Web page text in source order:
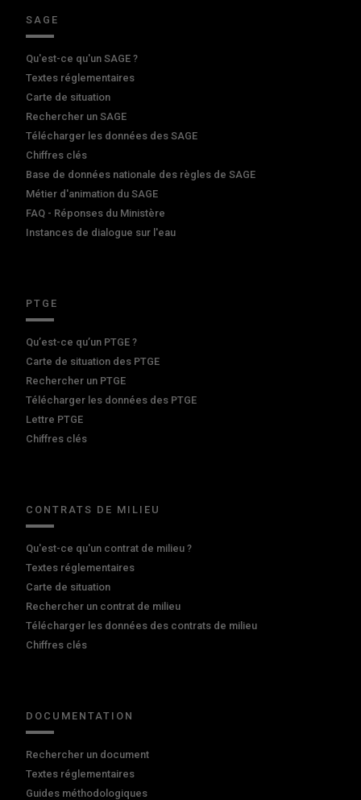
SAGE
Qu'est-ce qu'un SAGE ?
Textes réglementaires
Carte de situation
Rechercher un SAGE
Télécharger les données des SAGE
Chiffres clés
Base de données nationale des règles de SAGE
Métier d'animation du SAGE
FAQ - Réponses du Ministère
Instances de dialogue sur l'eau
PTGE
Qu’est-ce qu’un PTGE ?
Carte de situation des PTGE
Rechercher un PTGE
Télécharger les données des PTGE
Lettre PTGE
Chiffres clés
CONTRATS DE MILIEU
Qu'est-ce qu'un contrat de milieu ?
Textes réglementaires
Carte de situation
Rechercher un contrat de milieu
Télécharger les données des contrats de milieu
Chiffres clés
DOCUMENTATION
Rechercher un document
Textes réglementaires
Guides méthodologiques